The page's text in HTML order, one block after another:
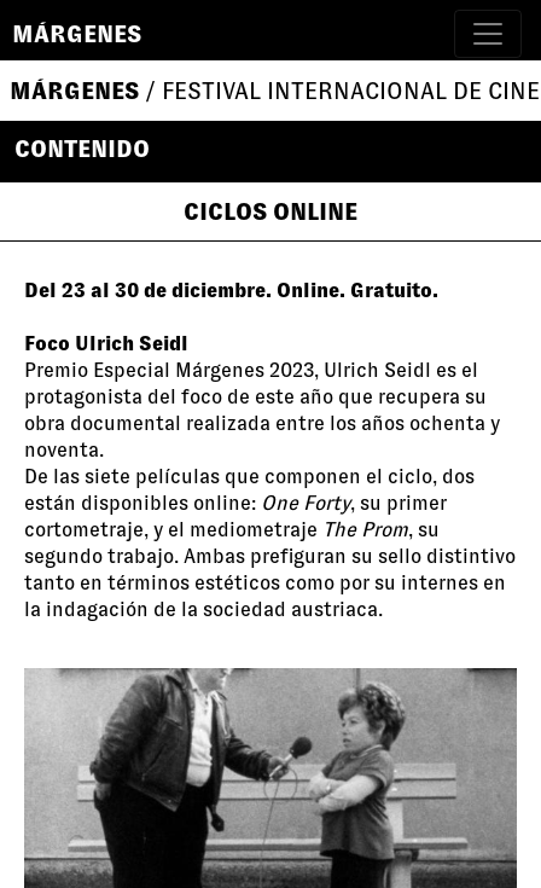
MÁRGENES
MÁRGENES / FESTIVAL INTERNACIONAL DE
CONTENIDO
CICLOS ONLINE
Del 23 al 30 de diciembre. Online. Gratuito.
Foco Ulrich Seidl
Premio Especial Márgenes 2023, Ulrich Seidl es el
protagonista del foco de este año que recupera su
obra documental realizada entre los años ochenta y
noventa.
De las siete películas que componen el ciclo, dos
están disponibles online: One Forty, su primer
cortometraje, y el mediometraje The Prom, su
segundo trabajo. Ambas prefiguran su sello distintivo
tanto en términos estéticos como por su internes en
la indagación de la sociedad austriaca.